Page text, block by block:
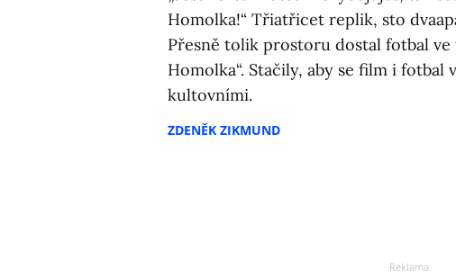
Homolka!“ Třiatřicet replik, sto
Přesně tolik prostoru dostal fotbal ve
Homolka“. Stačily, aby se film i fotbal
kultovními.
ZDENĚK ZIKMUND